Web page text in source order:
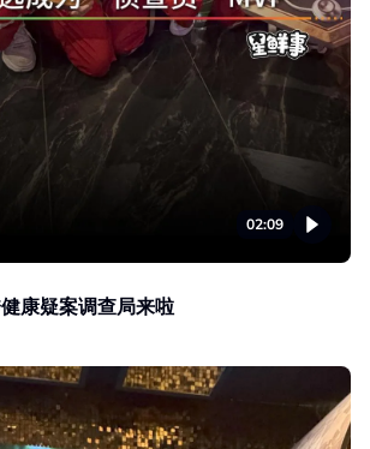
02:09
康疑案调查局来啦